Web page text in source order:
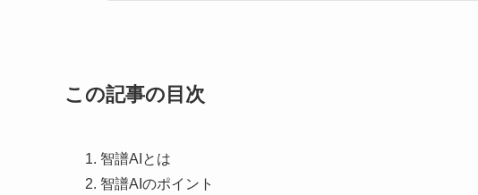
この記事の目次
智譜AIとは
智譜AIのポイント